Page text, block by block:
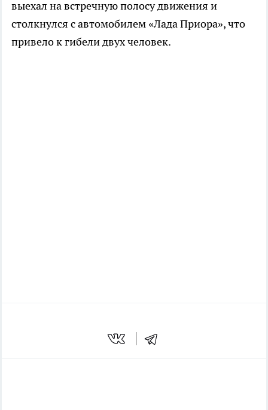
выехал на встречную полосу движения и
столкнулся с автомобилем «Лада Приора», что
привело к гибели двух человек.